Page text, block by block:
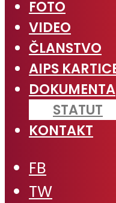
FOTO
VIDEO
ČLANSTVO
AIPS
DOKUMENTA
STATUT
KONTAKT
FB
TW